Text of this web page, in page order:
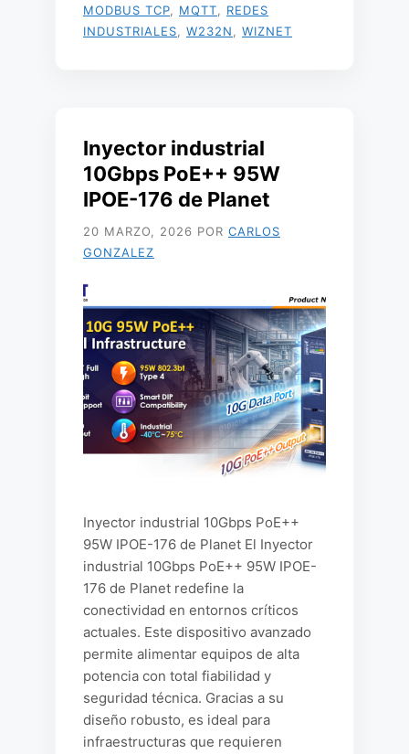
MODBUS TCP
MQTT
REDES
INDUSTRIALES
W232N WIZNET
Inyector industrial
10Gbps PoE++ 95W
IPOE-176 de Planet
20 MARZO, 2026 POR CARLOS
GONZALEZ
Inyector industrial 10Gbps PoE++
95W IPOE-176 de Planet El Inyector
industrial 10Gbps PoE++ 95W IPOE-
176 de Planet redefine la
conectividad en entornos críticos
actuales. Este dispositivo avanzado
permite alimentar equipos de alta
potencia con total fiabilidad y
seguridad técnica. Gracias a su
diseño robusto, es ideal para
infraestructuras que requieren